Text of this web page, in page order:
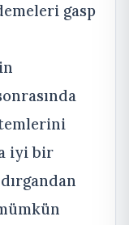
gasp
iyi bir